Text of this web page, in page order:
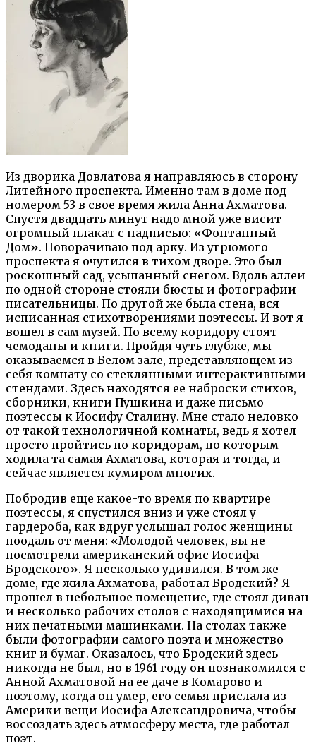
Из дворика Довлатова я направляюсь в сторону
Литейного проспекта. Именно там в доме под
номером 53 в свое время жила Анна Ахматова.
Спустя двадцать минут надо мной уже висит
огромный плакат с надписью: «Фонтанный
Дом». Поворачиваю под арку. Из угрюмого
проспекта я очутился в тихом дворе. Это был
роскошный сад, усыпанный снегом. Вдоль аллеи
по одной стороне стояли бюсты и фотографии
писательницы. По другой же была стена, вся
исписанная стихотворениями поэтессы. И вот я
вошел в сам музей. По всему коридору стоят
чемоданы и книги. Пройдя чуть глубже, мы
оказываемся в Белом зале, представляющем из
себя комнату со стеклянными интерактивными
стендами. Здесь находятся ее наброски стихов,
сборники, книги Пушкина и даже письмо
поэтессы к Иосифу Сталину. Мне стало неловко
от такой технологичной комнаты, ведь я хотел
просто пройтись по коридорам, по которым
ходила та самая Ахматова, которая и тогда, и
сейчас является кумиром многих.
Побродив еще какое-то время по квартире
поэтессы, я спустился вниз и уже стоял у
гардероба, как вдруг услышал голос женщины
поодаль от меня: «Молодой человек, вы не
посмотрели американский офис Иосифа
Бродского». Я несколько удивился. В том же
доме, где жила Ахматова, работал Бродский? Я
прошел в небольшое помещение, где стоял диван
и несколько рабочих столов с находящимися на
них печатными машинками. На столах также
были фотографии самого поэта и множество
книг и бумаг. Оказалось, что Бродский здесь
никогда не был, но в 1961 году он познакомился с
Анной Ахматовой на ее даче в Комарово и
поэтому, когда он умер, его семья прислала из
Америки вещи Иосифа Александровича, чтобы
воссоздать здесь атмосферу места, где работал
поэт.